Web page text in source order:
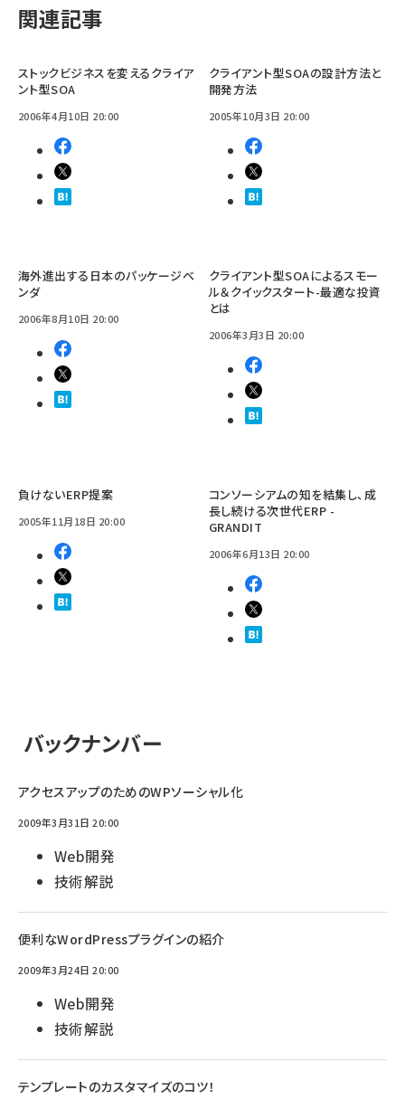
関連記事
ストックビジネスを変えるクライア
ント型SOA
2006年4月10日 20:00
クライアント型SOAの設計方法と
開発方法
2005年10月3日 20:00
海外進出する日本のパッケージベ
ンダ
2006年8月10日 20:00
クライアント型SOAによるスモー
ル＆クイックスタート-最適な投資
とは
2006年3月3日 20:00
負けないERP提案
2005年11月18日 20:00
コンソーシアムの知を結集し、成
長し続ける次世代ERP -
GRANDIT
2006年6月13日 20:00
バックナンバー
アクセスアップのためのWPソーシャル化
2009年3月31日 20:00
Web開発
技術解説
便利なWordPressプラグインの紹介
2009年3月24日 20:00
Web開発
技術解説
テンプレートのカスタマイズのコツ！